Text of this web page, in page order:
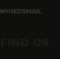
NYHEDSMAIL